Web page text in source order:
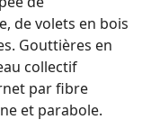
de volets en bois
Gouttières en
collectif
par fibre
et parabole.